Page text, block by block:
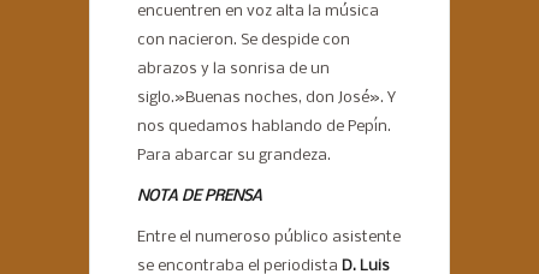
encuentren en voz alta la música
con nacieron. Se despide con
abrazos y la sonrisa de un
siglo.»Buenas noches, don José». Y
nos quedamos hablando de Pepín.
Para abarcar su grandeza.
NOTA DE PRENSA
Entre el numeroso público asistente
se encontraba el periodista D. Luis